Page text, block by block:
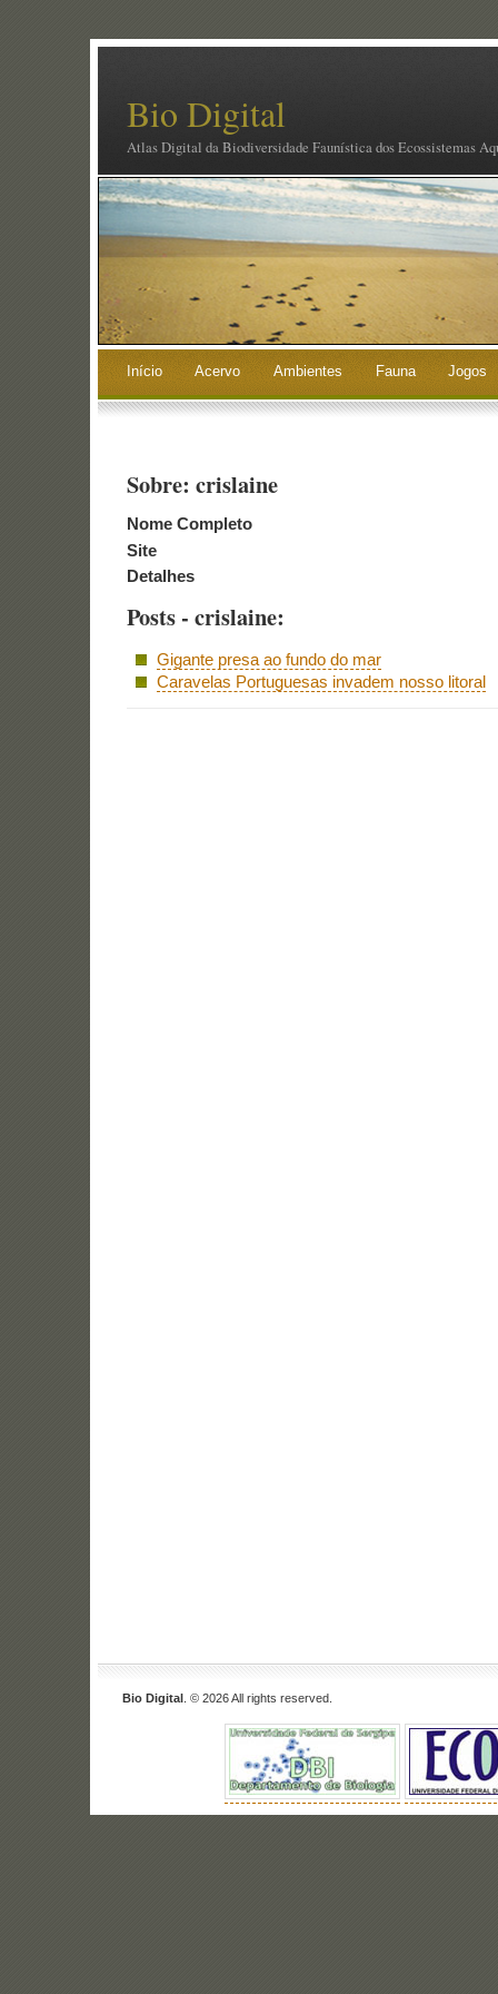
Bio Digital
Atlas Digital da Biodiversidade Faunística dos Ecossistemas
Início Acervo Ambientes Fauna Jogos
Sobre: crislaine
Nome Completo
Site
Detalhes
Posts - crislaine:
Gigante presa ao fundo do mar
Caravelas Portuguesas invadem nosso litoral
Bio Digital . © 2026 All rights reserved.